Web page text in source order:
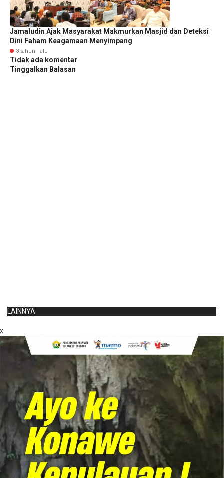
Jamaludin Ajak Masyarakat Makmurkan Masjid dan Deteksi
Dini Faham Keagamaan Menyimpang
3 tahun lalu
Tidak ada komentar
Tinggalkan Balasan
LAINNYA
x